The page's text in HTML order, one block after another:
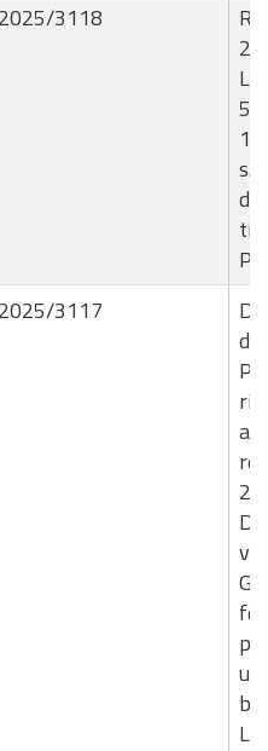
2025/3118
2025/3117
ai